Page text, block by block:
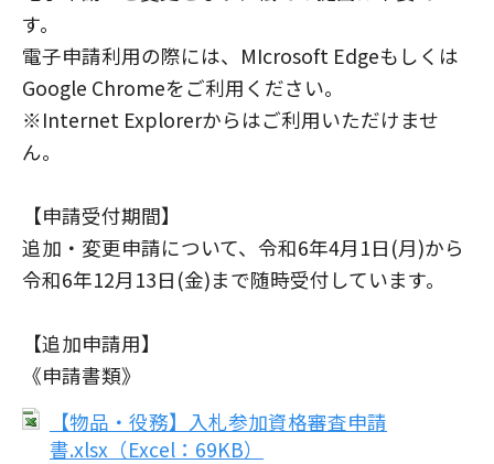
す。
電子申請利用の際には、MIcrosoft Edgeもしくは
Google Chromeをご利用ください。
※Internet Explorerからはご利用いただけませ
ん。
【申請受付期間】
追加・変更申請について、令和6年4月1日(月)から
令和6年12月13日(金)まで随時受付しています。
【追加申請用】
《申請書類》
【物品・役務】入札参加資格審査申請
書.xlsx（Excel：69KB）